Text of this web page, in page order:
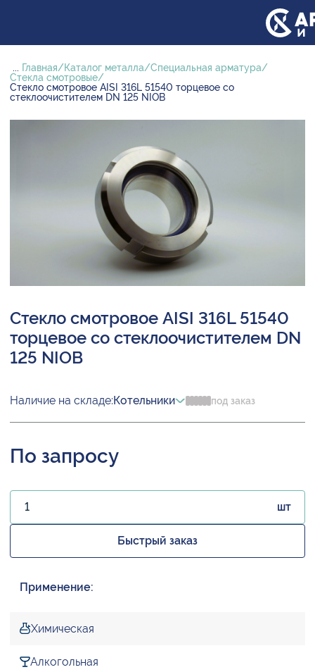
... Главная Каталог металла
Специальная арматура
Стекла смотровые
Стекло смотровое AISI 316L 51540 торцевое со
стеклоочистителем DN 125 NIOB
Стекло смотровое AISI 316L 51540
торцевое со стеклоочистителем DN
125 NIOB
Наличие на складе:Котельники под заказ
По запросу
шт
Быстрый заказ
Применение:
Химическая
Алкогольная